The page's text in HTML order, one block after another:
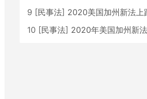
9 [民事法] 2020美国加州新法上
10 [民事法] 2020年美国加州新法